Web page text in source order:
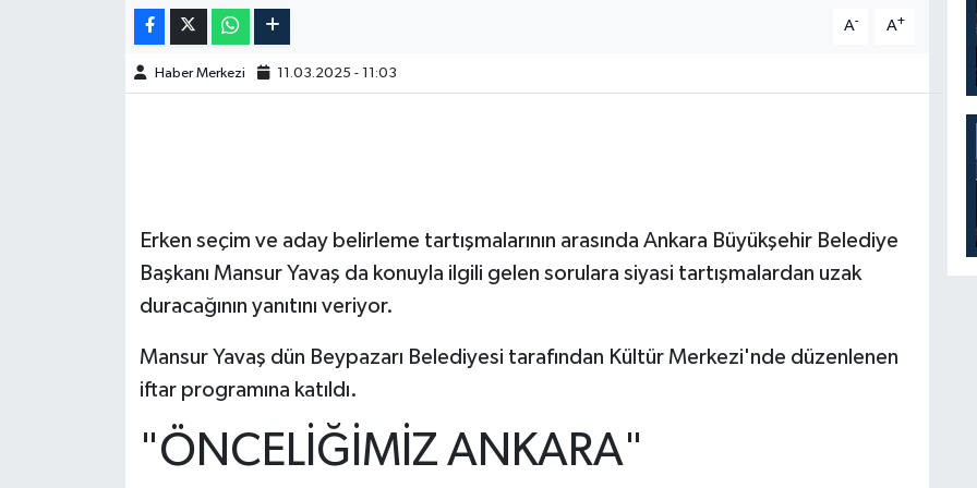
A- A+
Haber Merkezi 11.03.2025 - 11:03
Erken seçim ve aday belirleme tartışmalarının arasında Ankara Büyükşehir Belediye
Başkanı Mansur Yavaş da konuyla ilgili gelen sorulara siyasi tartışmalardan uzak
duracağının yanıtını veriyor.
Mansur Yavaş dün Beypazarı Belediyesi tarafından Kültür Merkezi'nde düzenlenen
iftar programına katıldı.
"ÖNCELİĞİMİZ ANKARA"